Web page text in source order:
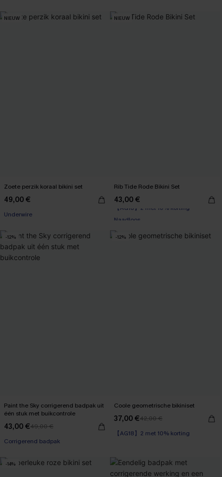
NIEUW
Zoete perzik koraal bikini set
49,00 €
Underwire
NIEUW
Rib Tide Rode Bikini Set
43,00 €
【AG18】2 met 10% korting
-12%
Paint the Sky corrigerend badpak uit
één stuk met buikcontrole
43,00 €49,00 €
Corrigerend badpak
-12%
Coole geometrische bikiniset
37,00 €42,00 €
【AG18】2 met 10% korting
-14%